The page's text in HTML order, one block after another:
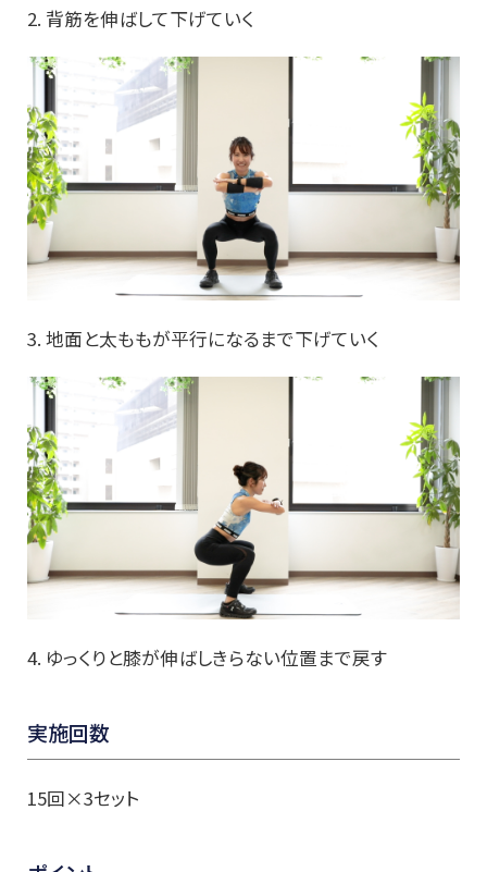
2. 背筋を伸ばして下げていく
3. 地面と太ももが平行になるまで下げていく
4. ゆっくりと膝が伸ばしきらない位置まで戻す
実施回数
15回×3セット